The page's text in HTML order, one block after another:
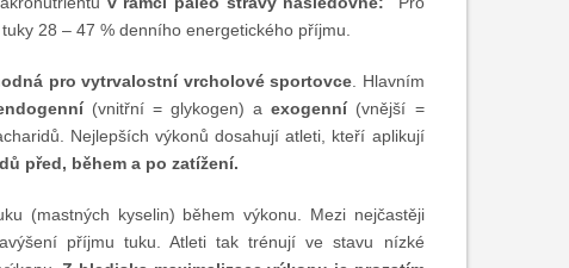
28 – 47 % denního energetického příjmu.
pro vytrvalostní vrcholové sportovce . Hlavním
(vnitřní = glykogen) aexogenní (vnější =
Nejlepších výkonů dosahují atleti, kteří aplikují
před, během a po zatížení.
(mastných kyselin) během výkonu. Mezi nejčastěji
příjmu tuku. Atleti tak trénují ve stavu nízké